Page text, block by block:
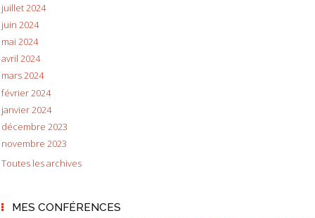
juillet 2024
juin 2024
mai 2024
avril 2024
mars 2024
février 2024
janvier 2024
décembre 2023
novembre 2023
Toutes les archives
MES CONFÉRENCES